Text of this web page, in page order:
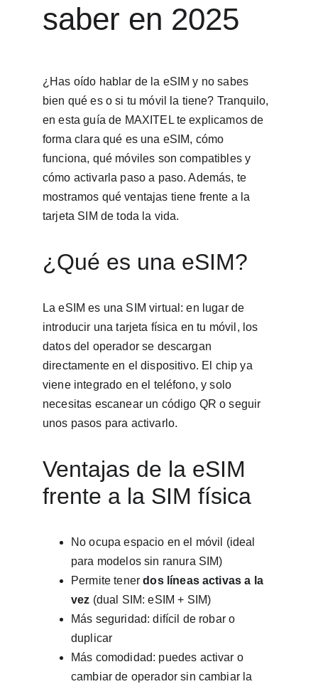
saber en 2025
¿Has oído hablar de la eSIM y no sabes
bien qué es o si tu móvil la tiene? Tranquilo,
en esta guía de MAXITEL te explicamos de
forma clara qué es una eSIM, cómo
funciona, qué móviles son compatibles y
cómo activarla paso a paso. Además, te
mostramos qué ventajas tiene frente a la
tarjeta SIM de toda la vida.
¿Qué es una eSIM?
La eSIM es una SIM virtual: en lugar de
introducir una tarjeta física en tu móvil, los
datos del operador se descargan
directamente en el dispositivo. El chip ya
viene integrado en el teléfono, y solo
necesitas escanear un código QR o seguir
unos pasos para activarlo.
Ventajas de la eSIM
frente a la SIM física
No ocupa espacio en el móvil (ideal
para modelos sin ranura SIM)
Permite tener dos líneas activas a la
vez (dual SIM: eSIM + SIM)
Más seguridad: difícil de robar o
duplicar
Más comodidad: puedes activar o
cambiar de operador sin cambiar la